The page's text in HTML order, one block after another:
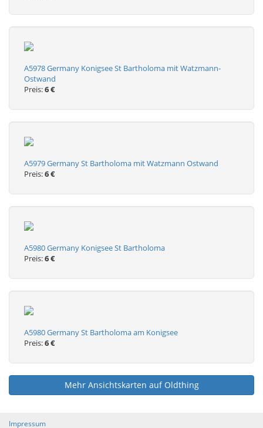
A5978 Germany Konigsee St Bartholoma mit Watzmann-
Ostwand
Preis:6 €
A5979 Germany St Bartholoma mit Watzmann Ostwand
Preis:6 €
A5980 Germany Konigsee St Bartholoma
Preis:6 €
A5980 Germany St Bartholoma am Konigsee
Preis:6 €
Mehr Ansichtskarten auf Oldthing
Impressum